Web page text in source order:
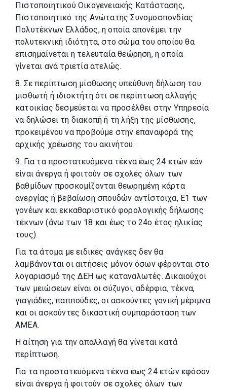
Πιστοποιητικού Οικογενειακής Κατάστασης,
Πιστοποιητικό της Ανώτατης Συνομοσπονδίας
Πολυτέκνων Ελλάδος, η οποία απονέμει την
πολυτεκνική ιδιότητα, στο σώμα του οποίου θα
επισημαίνεται η τελευταία θεώρηση, η οποία
γίνεται ανά τριετία ατελώς.
8. Σε περίπτωση μίσθωσης υπεύθυνη δήλωση του
μισθωτή ή ιδιοκτήτη ότι σε περίπτωση αλλαγής
κατοικίας δεσμεύεται να προσέλθει στην Υπηρεσία
να δηλώσει τη διακοπή ή τη λήξη της μίσθωσης,
προκειμένου να προβούμε στην επαναφορά της
αρχικής χρέωσης του ακινήτου.
9. Για τα προστατευόμενα τέκνα έως 24 ετών εάν
είναι άνεργα ή φοιτούν σε σχολές όλων των
βαθμίδων προσκομίζονται θεωρημένη κάρτα
ανεργίας ή βεβαίωση σπουδών αντίστοιχα, Ε1 των
γονέων και εκκαθαριστικό φορολογικής δήλωσης
τέκνων (άνω των 18 και έως το 24ο έτος ηλικίας
τους).
Για τα άτομα με ειδικές ανάγκες δεν θα
λαμβάνονται οι αιτήσεις μόνον όσων φέρονται στο
λογαριασμό της ΔΕΗ ως καταναλωτές. Δικαιούχοι
των μειώσεων είναι οι σύζυγοι, αδέρφια, τέκνα,
γιαγιάδες, παππούδες, οι ασκούντες γονική μέριμνα
και οι ασκούντες δικαστική συμπαράσταση των
ΑΜΕΑ.
Η αίτηση για την απαλλαγή θα γίνεται κατά
περίπτωση.
Για τα προστατευόμενα τέκνα έως 24 ετών εφόσον
είναι άνεργα ή φοιτούν σε σχολές όλων των